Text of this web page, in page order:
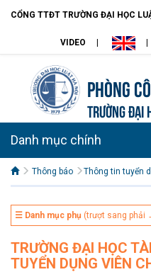
CỔNG TTĐT TRƯỜNG ĐẠI HỌC
VIDEO
Phòng
TRƯỜNG ĐẠI
Danh mục chính
Thông báo Thông tin tuyển
☰ Danh mục phụ (trượt sang phải
TRƯỜNG ĐẠI HỌC
TUYỂN DỤNG VIÊN